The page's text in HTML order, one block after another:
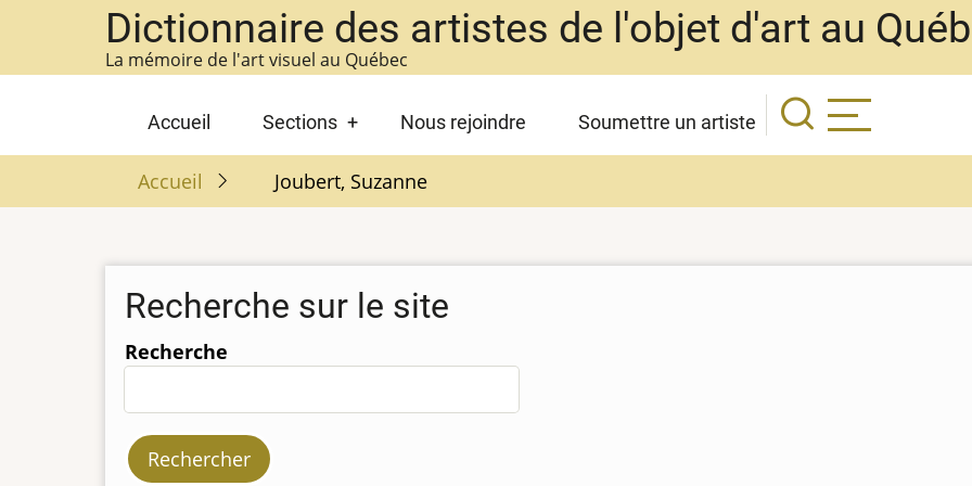
contenu
Dictionnaire des artistes de l'objet d'art au
La mémoire de l'art visuel au Québec
Main
navigation
Accueil Sections Nous rejoindre Soumettre un artiste
Accueil Joubert, Suzanne
Recherche sur le site
Recherche